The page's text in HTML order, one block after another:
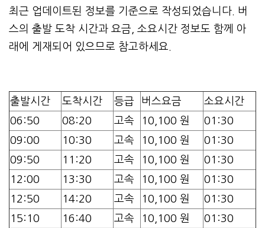
최근 업데이트된 정보를 기준으로 작성되었습니다. 버
스의 출발 도착 시간과 요금, 소요시간 정보도 함께 아
래에 게재되어 있으므로 참고하세요.
출발시간 도착시간 등급 버스요금
소요시간
06:50
08:20 고속 10,100 원
01:30
09:00
10:30 고속 10,100 원
01:30
09:50
11:20 고속 10,100 원
01:30
12:00
13:30 고속 10,100 원
01:30
12:50
14:20 고속 10,100 원
01:30
15:10
16:40 고속 10,100 원
01:30